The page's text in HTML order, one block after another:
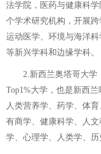
法学院，医药与健康科
个学术研究机构，开展
运动医学、环境与海洋
等新兴学科和边缘学科。
2.新西兰奥塔哥大学
Top1%大学，也是新西
人类营养学、药学、体
有商学、健康科学、人
学、心理学、人类学、历